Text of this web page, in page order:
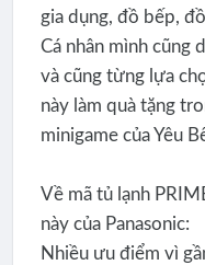
gia dụng, đồ bếp,
Cá nhân mình cũng
và cũng từng lựa
này làm quà tặng
minigame của Yêu
Về mã tủ lạnh
này của Panasonic:
Nhiều ưu điểm vì